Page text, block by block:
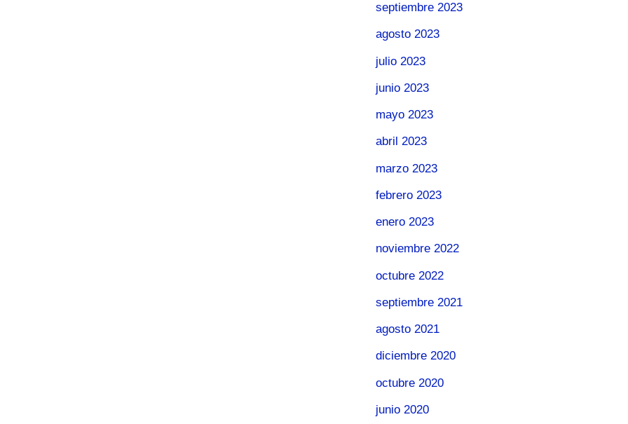
septiembre 2023
agosto 2023
julio 2023
junio 2023
mayo 2023
abril 2023
marzo 2023
febrero 2023
enero 2023
noviembre 2022
octubre 2022
septiembre 2021
agosto 2021
diciembre 2020
octubre 2020
junio 2020